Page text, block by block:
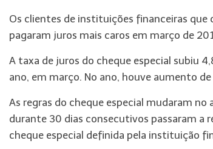
Os clientes de instituições financeiras
pagaram juros mais caros em março de
A taxa de juros do cheque especial subiu
ano, em março. No ano, houve aumento
As regras do cheque especial mudaram
durante 30 dias consecutivos passaram a
cheque especial definida pela instituição